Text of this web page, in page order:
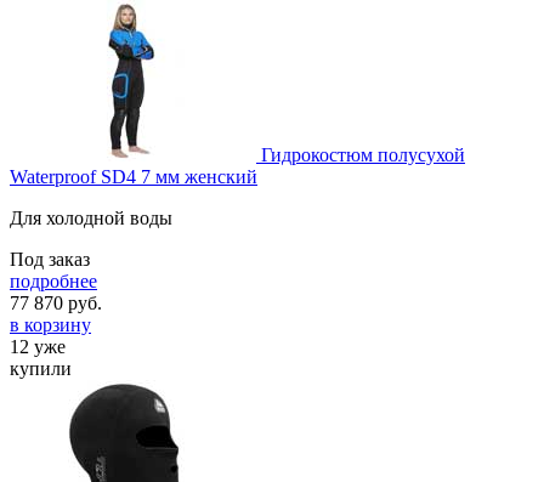
Гидрокостюм полусухой
Waterproof SD4 7 мм женский
Для холодной воды
Под заказ
подробнее
77 870 руб.
в корзину
12 уже
купили